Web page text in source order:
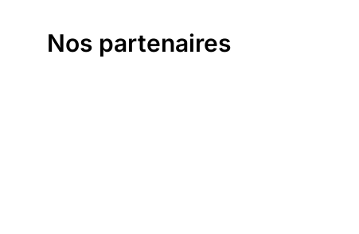
Nos partenaires